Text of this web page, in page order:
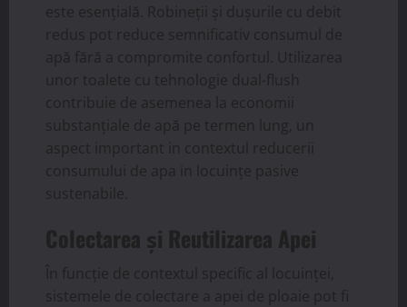
este esențială. Robineții și dușurile cu debit
redus pot reduce semnificativ consumul de
apă fără a compromite confortul. Utilizarea
unor toalete cu tehnologie dual-flush
contribuie de asemenea la economii
substanțiale de apă pe termen lung, un
aspect important in contextul reducerii
consumului de apa in locuințe pasive
sustenabile.
Colectarea și Reutilizarea Apei
În funcție de contextul specific al locuinței,
sistemele de colectare a apei de ploaie pot fi